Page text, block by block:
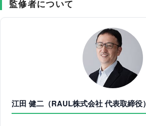
監修者について
江田 健二（RAUL株式会社 代表取締役）